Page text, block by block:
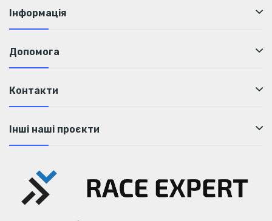
Інформація
Допомога
Контакти
Інші наші проєкти